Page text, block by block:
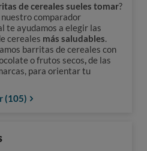
de cereales sueles tomar?
comparador
te ayudamos a elegir las
cereales más saludables.
barritas de cereales con
o frutos secos,de las
para orientar tu
(105)